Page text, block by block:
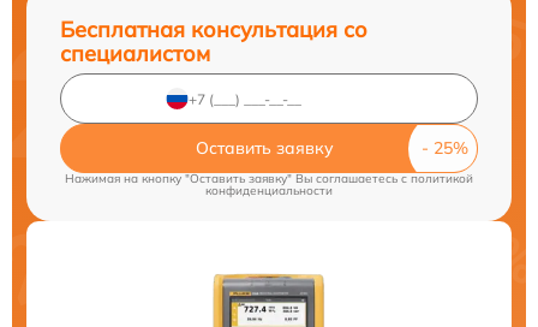
Бесплатная консультация со
специалистом
Оставить заявку
Нажимая на кнопку "Оставить заявку" Вы соглашаетесь cполитикой
конфиденциальности